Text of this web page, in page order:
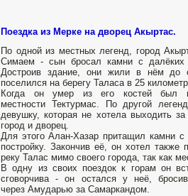
Поездка из Мерке на дворец Акыртас.
По одной из местных легенд, город
Симаем - сын бросал камни с далёких
Достроив здание, они жили в нём до
поселился на берегу Таласа в 25
Когда он умер из его костей был
местности Тектурмас. По другой
девушку, которая не хотела выходить
город и дворец.
Для этого Алан-Хазар притащил камни
постройку. Закончив её, он хотел также
реку Талас мимо своего города, так как
В одну из своих поездок к горам он
сговорчива - он остался у неё,
через Амударью за Самаркандом.